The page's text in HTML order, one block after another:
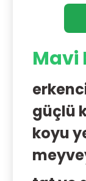
Mavi
güçlü
koyu